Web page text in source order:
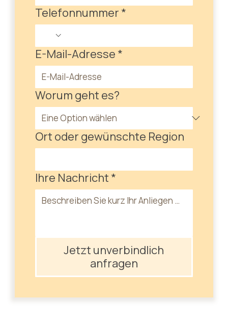
Telefonnummer *
E-Mail-Adresse *
Worum geht es?
Ort oder gewünschte Region
Ihre Nachricht *
Jetzt unverbindlich
anfragen